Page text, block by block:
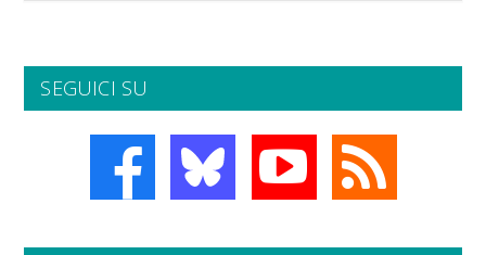
SEGUICI SU